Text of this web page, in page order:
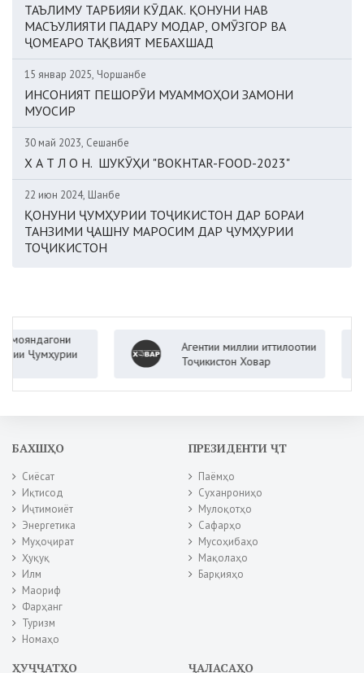
ТАЪЛИМУ ТАРБИЯИ КӮДАК. ҚОНУНИ НАВ
МАСЪУЛИЯТИ ПАДАРУ МОДАР, ОМӮЗГОР ВА
ҶОМЕАРО ТАҚВИЯТ МЕБАХШАД
15 январ 2025, Чоршанбе
ИНСОНИЯТ ПЕШОРӮИ МУАММОҲОИ ЗАМОНИ
МУОСИР
30 май 2023, Сешанбе
Х А Т Л О Н. ШУКӮҲИ "BOKHTAR-FOOD-2023"
22 июн 2024, Шанбе
ҚОНУНИ ҶУМҲУРИИ ТОҶИКИСТОН ДАР БОРАИ
ТАНЗИМИ ҶАШНУ МАРОСИМ ДАР ҶУМҲУРИИ
ТОҶИКИСТОН
Агентии миллии иттилоотии
Тоҷикистон Ховар
БАХШҲО
Сиёсат
Иқтисод
Иҷтимоиёт
Энергетика
Муҳоҷират
Ҳуқуқ
Илм
Маориф
Фарҳанг
Туризм
Номаҳо
ПРЕЗИДЕНТИ ҶТ
Паёмҳо
Суханрониҳо
Мулоқотҳо
Сафарҳо
Мусоҳибаҳо
Мақолаҳо
Барқияҳо
ҲУҶҶАТҲО ҶАЛАСАҲО